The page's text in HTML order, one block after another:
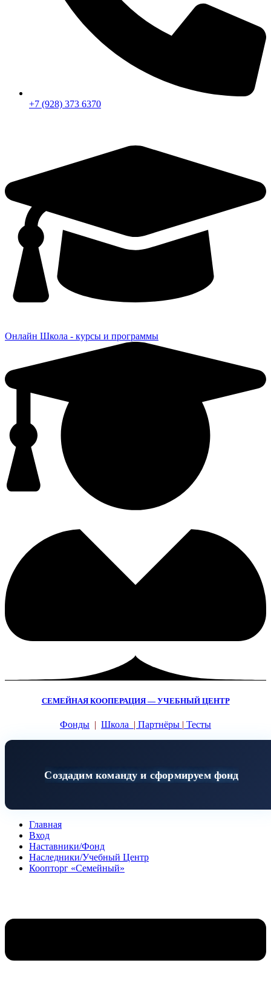
+7 (928) 373 6370
Онлайн Школа - курсы и программы
СЕМЕЙНАЯ КООПЕРАЦИЯ — УЧЕБНЫЙ ЦЕНТР
Фонды | Школа | Партнёры | Тесты
Создадим команду и сформируем фонд
Главная
Вход
Наставники/Фонд
Наследники/Учебный Центр
Коопторг «Семейный»